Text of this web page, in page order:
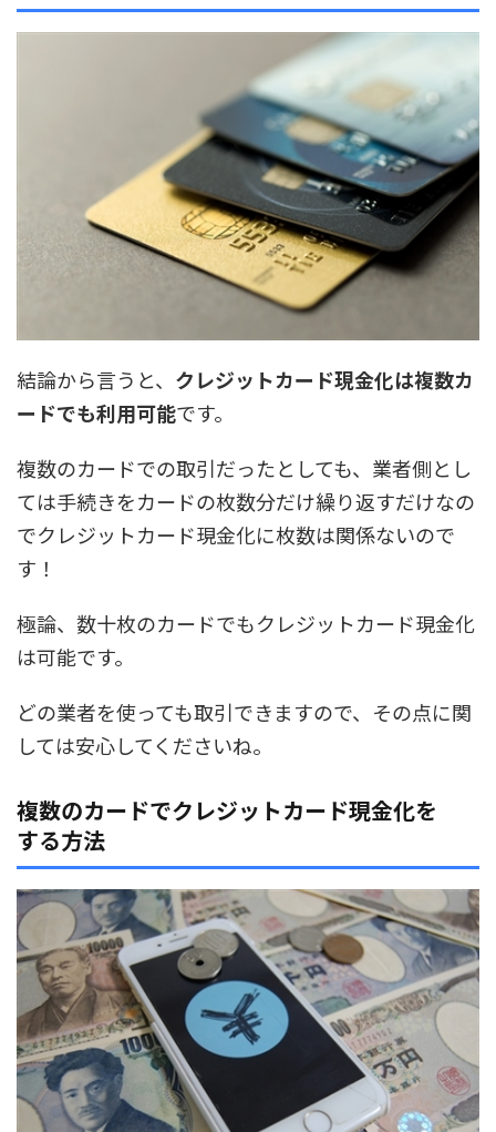
結論から言うと、 クレジットカード現金化は複数カ
ードでも利用可能です。
複数のカードでの取引だったとしても、業者側とし
ては手続きをカードの枚数分だけ繰り返すだけなの
でクレジットカード現金化に枚数は関係ないので
す！
極論、数十枚のカードでもクレジットカード現金化
は可能です。
どの業者を使っても取引できますので、その点に関
しては安心してくださいね。
複数のカードでクレジットカード現金化を
する方法